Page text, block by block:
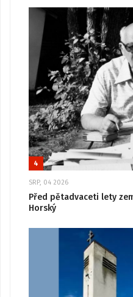
4
SRP, 04 2026
Před pětadvaceti lety
Horský